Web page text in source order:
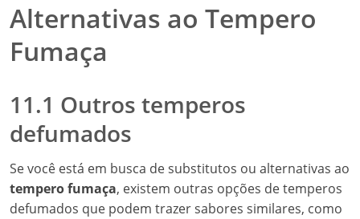
Alternativas ao Tempero
Fumaça
11.1 Outros temperos
defumados
Se você está em busca de substitutos ou alternativas ao
tempero fumaça, existem outras opções de temperos
defumados que podem trazer sabores similares, como